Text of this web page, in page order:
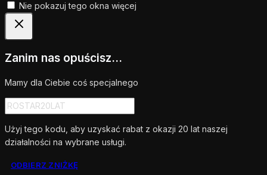
Nie pokazuj tego okna więcej
Zanim nas opuścisz...
Mamy dla Ciebie coś specjalnego
Użyj tego kodu, aby uzyskać rabat z okazji 20 lat naszej
działalności na wybrane usługi.
ODBIERZ ZNIŻKĘ